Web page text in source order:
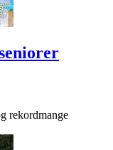
rekordmange